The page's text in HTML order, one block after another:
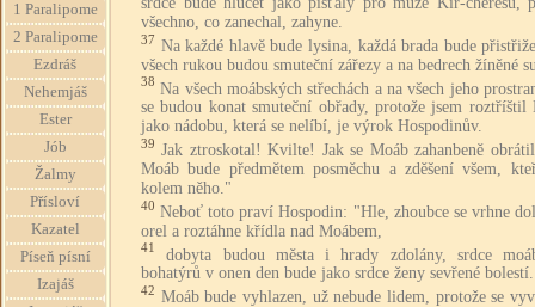
1 Paralipome
2 Paralipome
Ezdráš
Nehemjáš
Ester
Jób
Žalmy
Přísloví
Kazatel
Píseň písní
Izajáš
všechno, co zanechal, zahyne.
37 Na každé hlavě bude lysina, každá brada bude
všech rukou budou smuteční zářezy a na bedrech žíněné
38 Na všech moábských střechách a na všech jeho
se budou konat smuteční obřady, protože jsem roztříštil
jako nádobu, která se nelíbí, je výrok Hospodinův.
39 Jak ztroskotal! Kvilte! Jak se Moáb zahanbeně
Moáb bude předmětem posměchu a zděšení všem,
kolem něho."
40 Neboť toto praví Hospodin: "Hle, zhoubce se vrhne
orel a roztáhne křídla nad Moábem,
41
dobyta budou města i hrady zdolány, srdce
bohatýrů v onen den bude jako srdce ženy sevřené bolestí.
42 Moáb bude vyhlazen, už nebude lidem, protože se